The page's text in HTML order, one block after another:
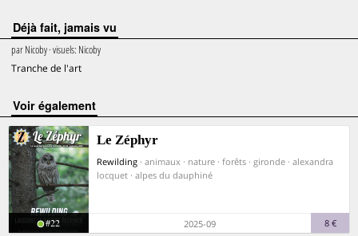
Déjà fait, jamais vu
parNicoby· visuels: Nicoby
Tranche de l'art
voir également
Le Zéphyr
Rewilding · animaux · nature · forêts · gironde · alexandra
locquet · alpes du dauphiné
#22 2025-09 8 €